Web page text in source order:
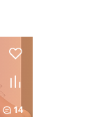
14